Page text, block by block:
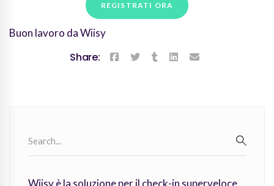
REGISTRATI ORA
Buon lavoro da Wiisy
Share:
for:
Wiisy è la soluzione per il check-in superveloce